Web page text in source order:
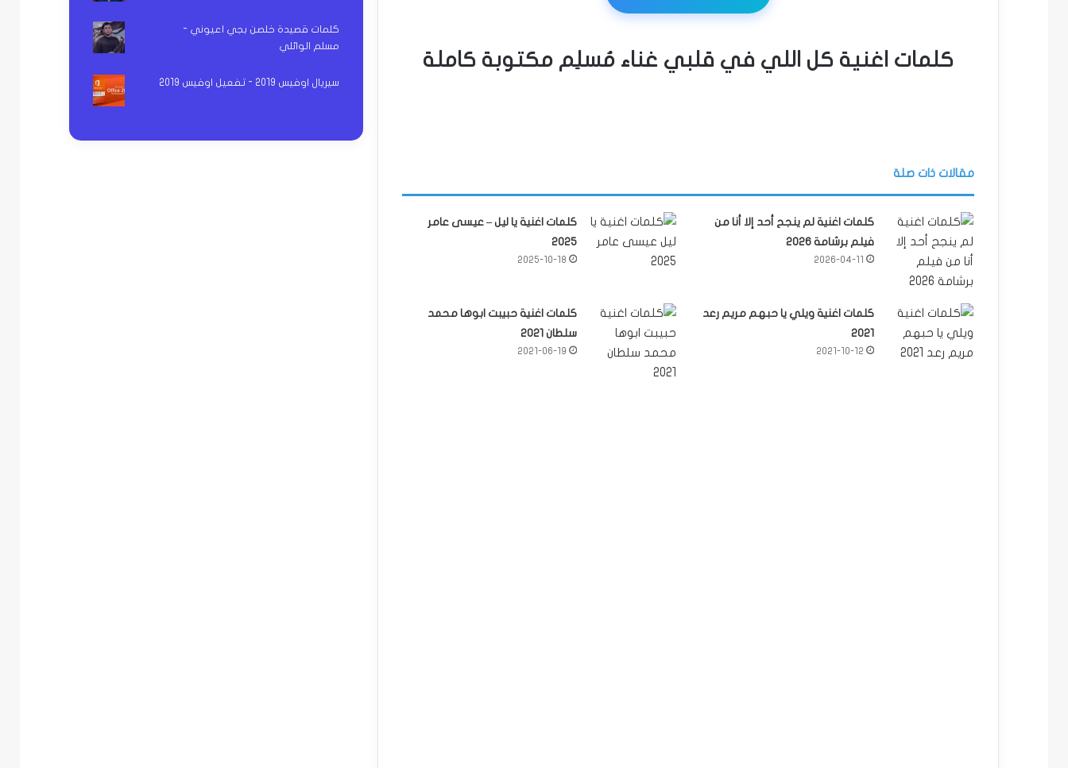
كلمات اغنية كل اللي في قلبي غناء مُسلِم مكتوبة كاملة
مقالات ذات صلة
كلمات اغنية لم ينجح أحد إلا أنا من
فيلم برشامة 2026
2026-04-11
كلمات اغنية يا ليل – عيسى عامر
2025
2025-10-18
كلمات اغنية ويلي يا حبهم مريم رعد
2021
2021-10-12
كلمات اغنية حبيبت ابوها محمد
سلطان 2021
2021-06-19
كلمات قصيدة خلصن بجي اعيوني -
مسلم الوائلي
سيريال اوفيس 2019 - تفعيل اوفيس 2019